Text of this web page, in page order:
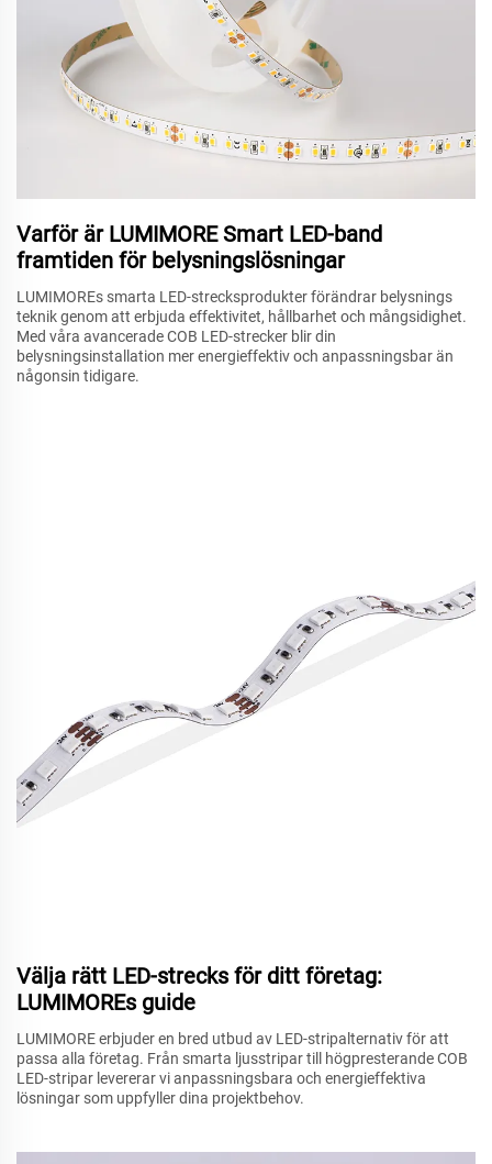
Varför är LUMIMORE Smart LED-band
framtiden för belysningslösningar
LUMIMOREs smarta LED-strecksprodukter förändrar belysnings
teknik genom att erbjuda effektivitet, hållbarhet och mångsidighet.
Med våra avancerade COB LED-strecker blir din
belysningsinstallation mer energieffektiv och anpassningsbar än
någonsin tidigare.
Välja rätt LED-strecks för ditt företag:
LUMIMOREs guide
LUMIMORE erbjuder en bred utbud av LED-stripalternativ för att
passa alla företag. Från smarta ljusstripar till högpresterande COB
LED-stripar levererar vi anpassningsbara och energieffektiva
lösningar som uppfyller dina projektbehov.